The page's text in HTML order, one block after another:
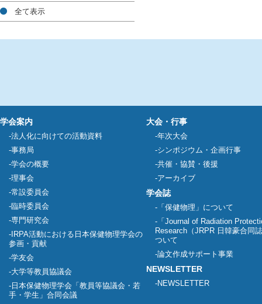
全て表示
学会案内
法人化に向けての活動資料
事務局
学会の概要
理事会
常設委員会
臨時委員会
専門研究会
IRPA活動における日本保健物理学会の
参画・貢献
学友会
大学等教員協議会
日本保健物理学会「教員等協議会・若
手・学生」合同会議
大会・行事
年次大会
シンポジウム・企画行事
共催・協賛・後援
アーカイブ
学会誌
「保健物理」について
「Journal of Radiation
Research（JRPR 日韓豪合同
ついて
論文作成サポート事業
NEWSLETTER
NEWSLETTER